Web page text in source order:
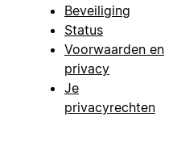
Beveiliging
Status
Voorwaarden en
privacy
Je
privacyrechten